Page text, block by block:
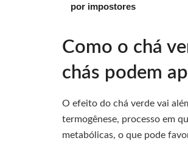
por impostores
Como o chá
chás podem
O efeito do chá verde vai
termogênese, processo em
metabólicas, o que pode